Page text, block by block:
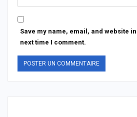
Save my name, email, and website
next time I comment.